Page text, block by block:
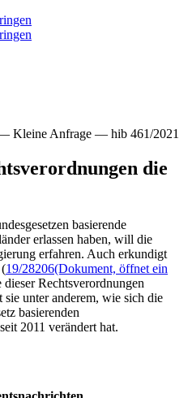
Kleine Anfrage — hib 461/2021
die
basierende
erlassen haben, will die
erfahren. Auch erkundigt
19/28206(Dokument, öffnet ein
Rechtsverordnungen
unter anderem, wie sich die
basierenden
2011 verändert hat.